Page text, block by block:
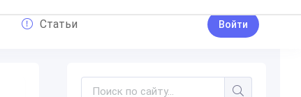
Статьи Войти